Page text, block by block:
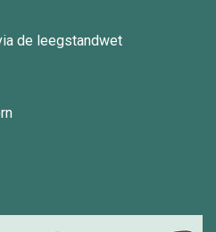
de leegstandwet